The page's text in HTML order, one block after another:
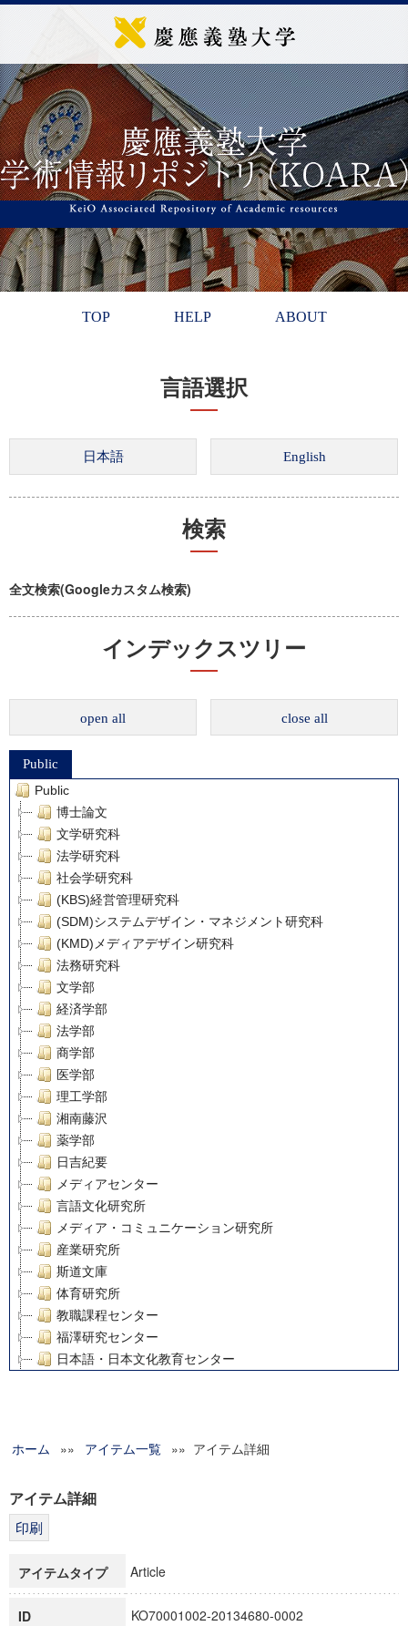
TOP HELP ABOUT
言語選択
検索
全文検索(Googleカスタム検索)
インデックスツリー
open all close all
Public
Public
博士論文
文学研究科
法学研究科
社会学研究科
(KBS)経営管理研究科
(SDM)システムデザイン・マネジメント研究科
(KMD)メディアデザイン研究科
法務研究科
文学部
経済学部
法学部
商学部
医学部
理工学部
湘南藤沢
薬学部
日吉紀要
メディアセンター
言語文化研究所
メディア・コミュニケーション研究所
産業研究所
斯道文庫
体育研究所
教職課程センター
福澤研究センター
日本語・日本文化教育センター
グローバルリサーチインスティテュート
科学研究費補助金研究成果報告書
博士課程教育リーディングプログラム「超成熟社会発展のサ
ホーム »» アイテム一覧 »» アイテム詳細
アイテム詳細
アイテムタイプ Article
ID KO70001002-20134680-0002